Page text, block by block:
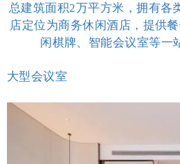
总建筑面积2万平方米，拥有各
店定位为商务休闲酒店，提供
闲棋牌、智能会议室等一
大型会议室